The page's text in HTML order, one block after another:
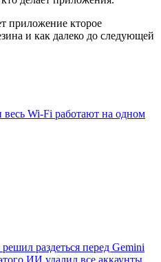
приложение кторое
и как далеко до следующей
Wi-Fi работают на одном
раздеться перед Gemini
ИИ удалил все аккаунты